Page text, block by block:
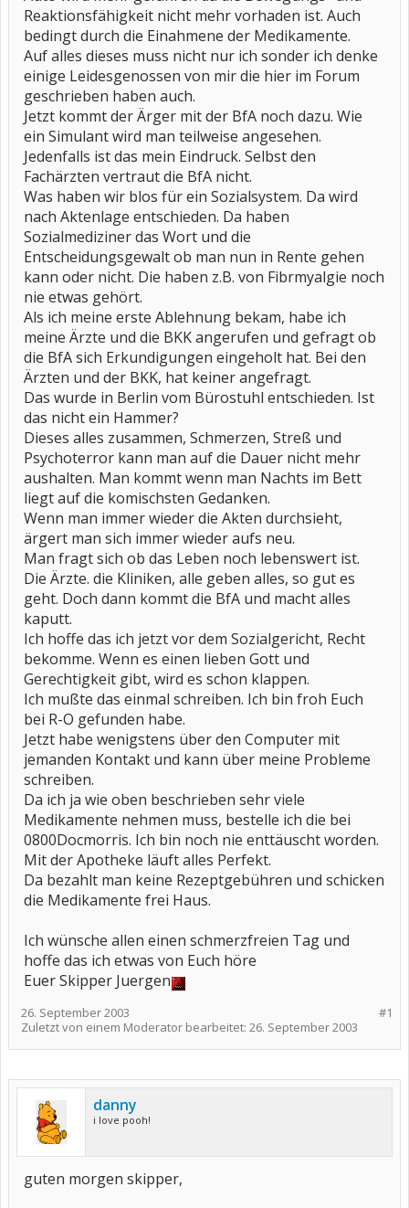
Reaktionsfähigkeit nicht mehr vorhaden ist. Auch
bedingt durch die Einahmene der Medikamente.
Auf alles dieses muss nicht nur ich sonder ich denke
einige Leidesgenossen von mir die hier im Forum
geschrieben haben auch.
Jetzt kommt der Ärger mit der BfA noch dazu. Wie
ein Simulant wird man teilweise angesehen.
Jedenfalls ist das mein Eindruck. Selbst den
Fachärzten vertraut die BfA nicht.
Was haben wir blos für ein Sozialsystem. Da wird
nach Aktenlage entschieden. Da haben
Sozialmediziner das Wort und die
Entscheidungsgewalt ob man nun in Rente gehen
kann oder nicht. Die haben z.B. von Fibrmyalgie noch
nie etwas gehört.
Als ich meine erste Ablehnung bekam, habe ich
meine Ärzte und die BKK angerufen und gefragt ob
die BfA sich Erkundigungen eingeholt hat. Bei den
Ärzten und der BKK, hat keiner angefragt.
Das wurde in Berlin vom Bürostuhl entschieden. Ist
das nicht ein Hammer?
Dieses alles zusammen, Schmerzen, Streß und
Psychoterror kann man auf die Dauer nicht mehr
aushalten. Man kommt wenn man Nachts im Bett
liegt auf die komischsten Gedanken.
Wenn man immer wieder die Akten durchsieht,
ärgert man sich immer wieder aufs neu.
Man fragt sich ob das Leben noch lebenswert ist.
Die Ärzte. die Kliniken, alle geben alles, so gut es
geht. Doch dann kommt die BfA und macht alles
kaputt.
Ich hoffe das ich jetzt vor dem Sozialgericht, Recht
bekomme. Wenn es einen lieben Gott und
Gerechtigkeit gibt, wird es schon klappen.
Ich mußte das einmal schreiben. Ich bin froh Euch
bei R-O gefunden habe.
Jetzt habe wenigstens über den Computer mit
jemanden Kontakt und kann über meine Probleme
schreiben.
Da ich ja wie oben beschrieben sehr viele
Medikamente nehmen muss, bestelle ich die bei
0800Docmorris. Ich bin noch nie enttäuscht worden.
Mit der Apotheke läuft alles Perfekt.
Da bezahlt man keine Rezeptgebühren und schicken
die Medikamente frei Haus.
Ich wünsche allen einen schmerzfreien Tag und
hoffe das ich etwas von Euch höre
Euer Skipper Juergen
#1
26. September 2003
Zuletzt von einem Moderator bearbeitet: 26. September 2003
danny
i love pooh!
guten morgen skipper,